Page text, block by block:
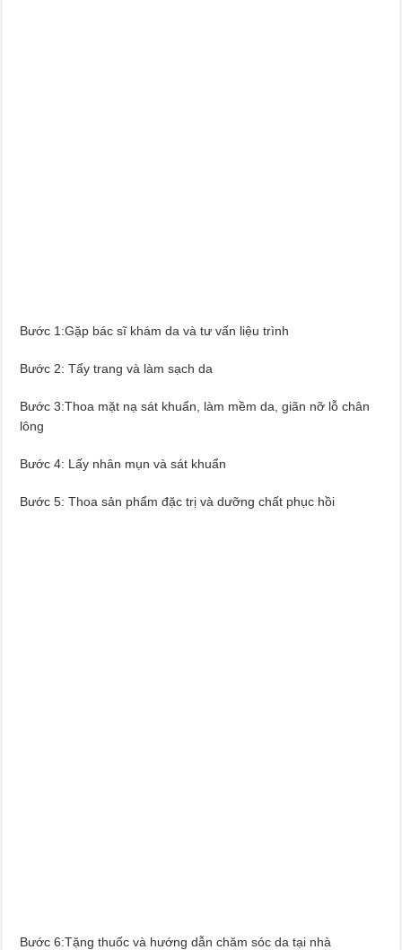
Bước 1:Gặp bác sĩ khám da và tư vấn liệu trình
Bước 2: Tẩy trang và làm sạch da
Bước 3:Thoa mặt nạ sát khuẩn, làm mềm da, giãn nỡ lỗ chân
lông
Bước 4: Lấy nhân mụn và sát khuẩn
Bước 5: Thoa sản phẩm đặc trị và dưỡng chất phục hồi
Bước 6:Tặng thuốc và hướng dẫn chăm sóc da tại nhà